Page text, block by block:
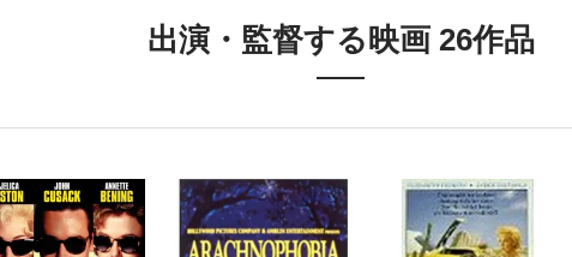
出演・監督する映画 26作品